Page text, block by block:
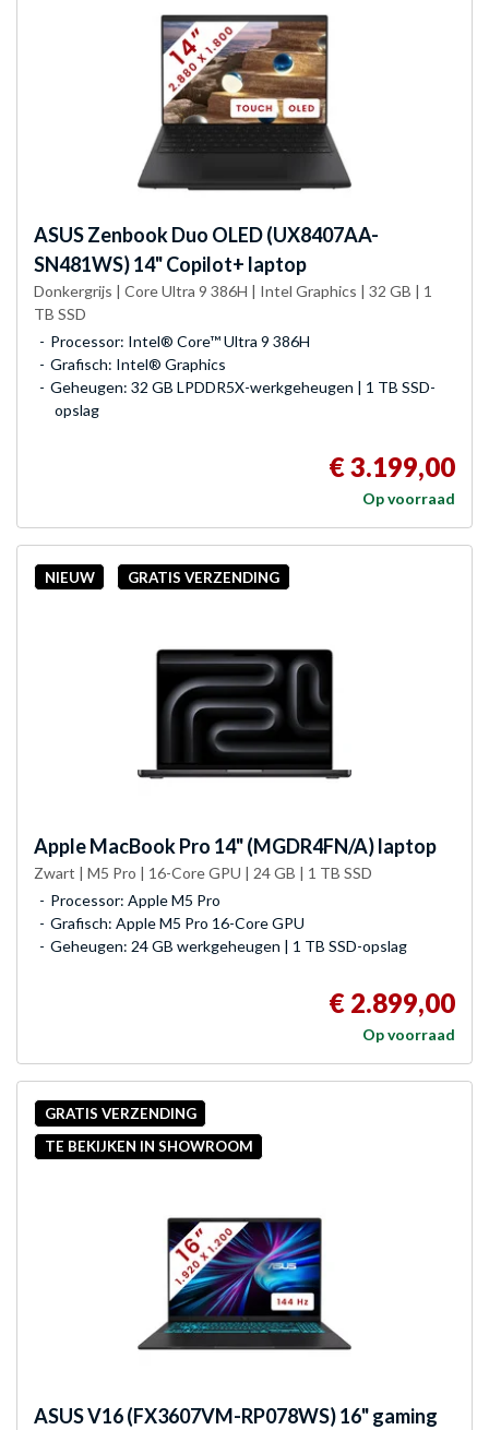
ASUSZenbook Duo OLED (UX8407AA-
SN481WS) 14" Copilot+ laptop
Donkergrijs | Core Ultra 9 386H | Intel Graphics | 32 GB | 1
TB SSD
Processor: Intel® Core™ Ultra 9 386H
Grafisch: Intel® Graphics
Geheugen: 32 GB LPDDR5X-werkgeheugen | 1 TB SSD-
opslag
€ 3.199,00
Op voorraad
NIEUW GRATIS VERZENDING
AppleMacBook Pro 14" (MGDR4FN/A) laptop
Zwart | M5 Pro | 16-Core GPU | 24 GB | 1 TB SSD
Processor: Apple M5 Pro
Grafisch: Apple M5 Pro 16-Core GPU
Geheugen: 24 GB werkgeheugen | 1 TB SSD-opslag
€ 2.899,00
Op voorraad
GRATIS VERZENDING
TE BEKIJKEN IN SHOWROOM
ASUSV16 (FX3607VM-RP078WS) 16" gaming